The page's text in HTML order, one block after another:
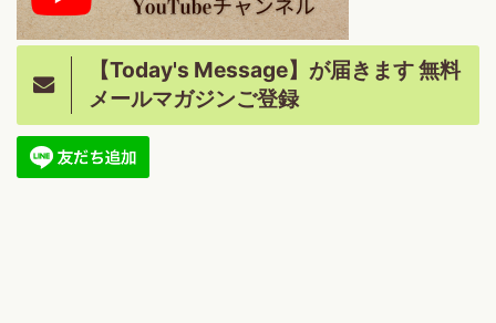
【Today's Message】が届きます 無料
メールマガジンご登録